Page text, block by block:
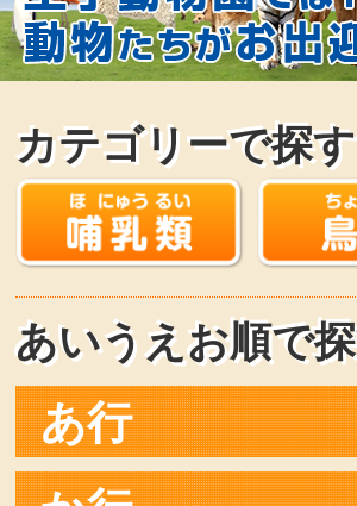
カテゴリーで探す
あいうえお順で
あ行